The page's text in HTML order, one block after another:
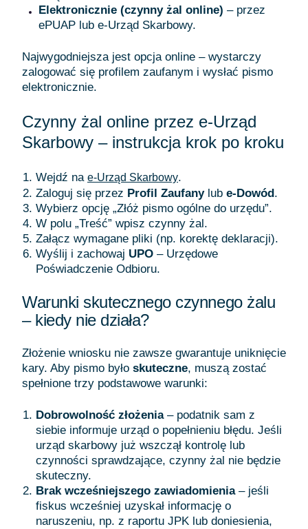
Elektronicznie (czynny żal online) – przez
ePUAP lub e-Urząd Skarbowy.
Najwygodniejsza jest opcja online – wystarczy
zalogować się profilem zaufanym i wysłać pismo
elektronicznie.
Czynny żal online przez e-Urząd
Skarbowy – instrukcja krok po kroku
Wejdź na e-Urząd Skarbowy.
Zaloguj się przez Profil Zaufanylub e-Dowód.
Wybierz opcję „Złóż pismo ogólne do urzędu”.
W polu „Treść” wpisz czynny żal.
Załącz wymagane pliki (np. korektę deklaracji).
Wyślij i zachowaj UPO – Urzędowe
Poświadczenie Odbioru.
Warunki skutecznego czynnego żalu
– kiedy nie działa?
Złożenie wniosku nie zawsze gwarantuje uniknięcie
kary. Aby pismo było skuteczne, muszą zostać
spełnione trzy podstawowe warunki:
Dobrowolność złożenia– podatnik sam z
siebie informuje urząd o popełnieniu błędu. Jeśli
urząd skarbowy już wszczął kontrolę lub
czynności sprawdzające, czynny żal nie będzie
skuteczny.
Brak wcześniejszego zawiadomienia– jeśli
fiskus wcześniej uzyskał informację o
naruszeniu, np. z raportu JPK lub doniesienia,